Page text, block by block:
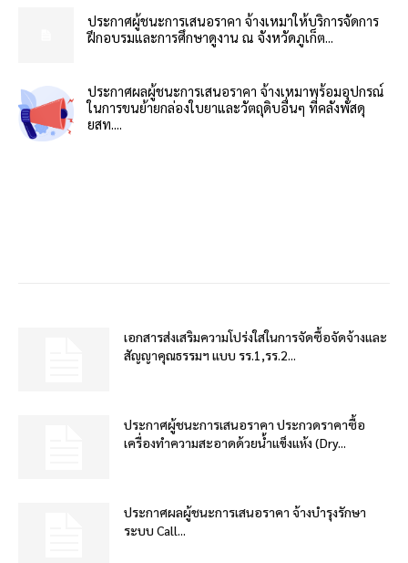
ประกาศผู้ชนะการเสนอราคา จ้างเหมาให้บริการจัดการ
ฝึกอบรมและการศึกษาดูงาน ณ จังหวัดภูเก็ต...
ประกาศผลผู้ชนะการเสนอราคา จ้างเหมาพร้อมอุปกรณ์
ในการขนย้ายกล่องใบยาและวัตถุดิบอื่นๆ ที่คลังพัสดุ
ยสท....
เอกสารส่งเสริมความโปร่งใสในการจัดซื้อจัดจ้างและ
สัญญาคุณธรรมฯ แบบ รร.1,รร.2...
ประกาศผู้ชนะการเสนอราคา ประกวดราคาซื้อ
เครื่องทำความสะอาดด้วยน้ำแข็งแห้ง (Dry...
ประกาศผลผู้ชนะการเสนอราคา จ้างบำรุงรักษา
ระบบ Call...